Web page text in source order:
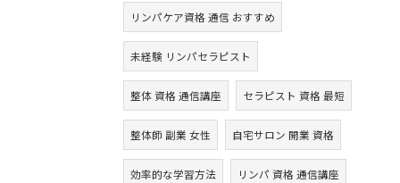
リンパケア資格 通信 おすすめ
未経験 リンパセラピスト
整体 資格 通信講座 セラピスト 資格 最短
整体師 副業 女性 自宅サロン 開業 資格
効率的な学習方法 リンパ 資格 通信講座